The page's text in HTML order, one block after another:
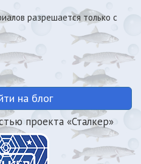
разрешается только с
на блог
проекта «Сталкер»